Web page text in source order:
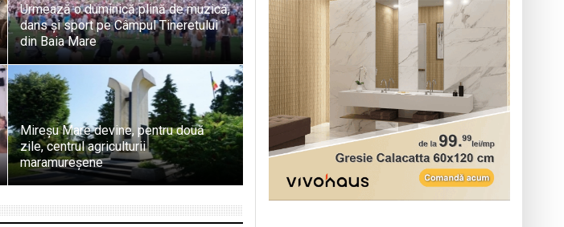
Urmează o duminică plină de muzică,
dans și sport pe Câmpul Tineretului
din Baia Mare
Mireșu Mare devine, pentru două
zile, centrul agriculturii
maramureșene